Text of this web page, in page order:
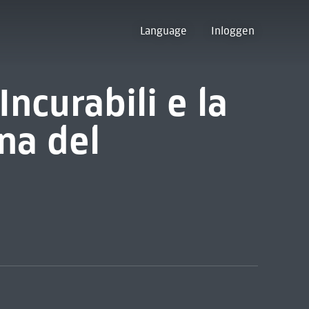
Language Inloggen
e la
del